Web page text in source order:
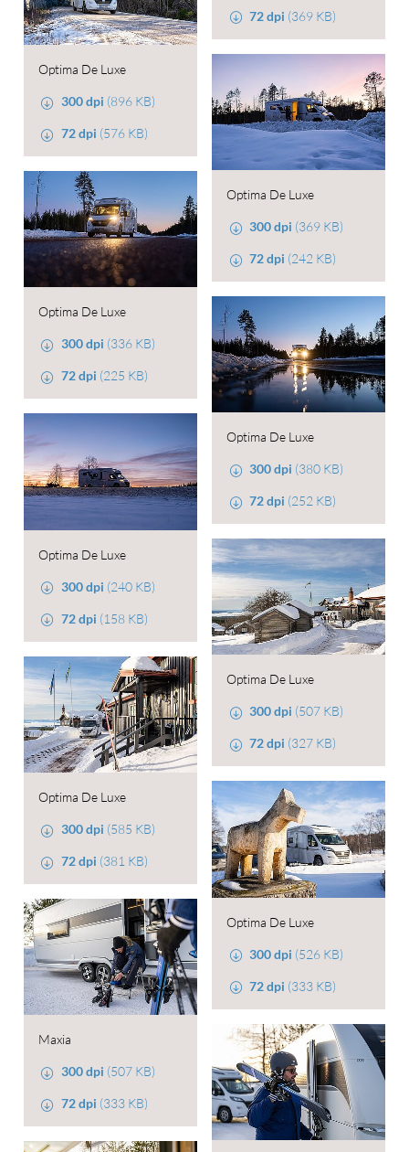
72 dpi (369 KB)
Optima De Luxe
300 dpi (896 KB)
72 dpi (576 KB)
Optima De Luxe
300 dpi (369 KB)
72 dpi (242 KB)
Optima De Luxe
300 dpi (336 KB)
72 dpi (225 KB)
Optima De Luxe
300 dpi (380 KB)
72 dpi (252 KB)
Optima De Luxe
300 dpi (240 KB)
72 dpi (158 KB)
Optima De Luxe
300 dpi (507 KB)
72 dpi (327 KB)
Optima De Luxe
300 dpi (585 KB)
72 dpi (381 KB)
Optima De Luxe
300 dpi (526 KB)
72 dpi (333 KB)
Maxia
300 dpi (507 KB)
72 dpi (333 KB)